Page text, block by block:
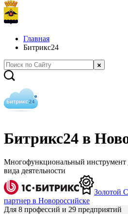
Главная
Битрикс24
Битрикс24 в
Многофункциональный инструмент
вида деятельности
Золотой
партнер в Новороссийске
Для 8 профессий и 29 предприятий